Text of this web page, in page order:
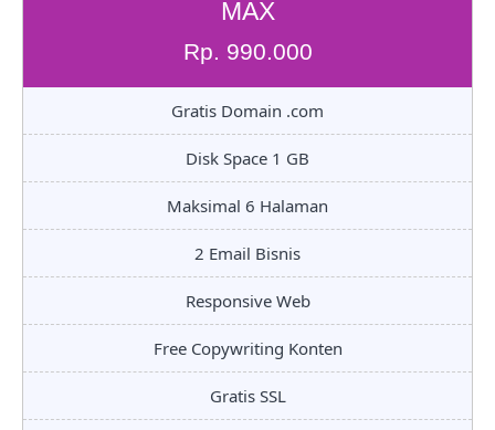
MAX
Rp. 990.000
Gratis Domain .com
Disk Space 1 GB
Maksimal 6 Halaman
2 Email Bisnis
Responsive Web
Free Copywriting Konten
Gratis SSL